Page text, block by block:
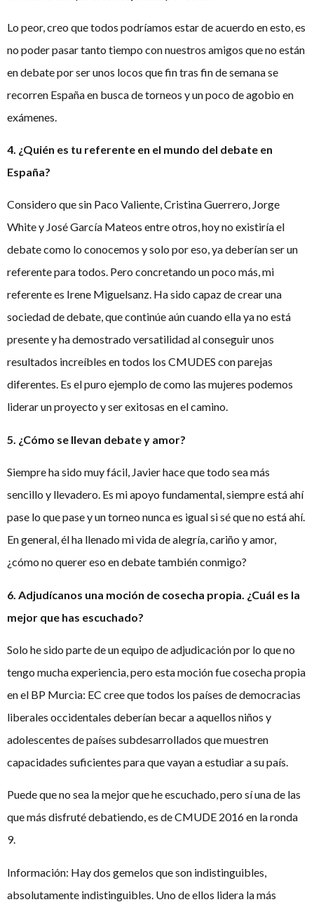
Lo peor, creo que todos podríamos estar de acuerdo en esto, es
no poder pasar tanto tiempo con nuestros amigos que no están
en debate por ser unos locos que fin tras fin de semana se
recorren España en busca de torneos y un poco de agobio en
exámenes.
4. ¿Quién es tu referente en el mundo del debate en
España?
Considero que sin Paco Valiente, Cristina Guerrero, Jorge
White y José García Mateos entre otros, hoy no existiría el
debate como lo conocemos y solo por eso, ya deberían ser un
referente para todos. Pero concretando un poco más, mi
referente es Irene Miguelsanz. Ha sido capaz de crear una
sociedad de debate, que continúe aún cuando ella ya no está
presente y ha demostrado versatilidad al conseguir unos
resultados increíbles en todos los CMUDES con parejas
diferentes. Es el puro ejemplo de como las mujeres podemos
liderar un proyecto y ser exitosas en el camino.
5. ¿Cómo se llevan debate y amor?
Siempre ha sido muy fácil, Javier hace que todo sea más
sencillo y llevadero. Es mi apoyo fundamental, siempre está ahí
pase lo que pase y un torneo nunca es igual si sé que no está ahí.
En general, él ha llenado mi vida de alegría, cariño y amor,
¿cómo no querer eso en debate también conmigo?
6. Adjudícanos una moción de cosecha propia. ¿Cuál es la
mejor que has escuchado?
Solo he sido parte de un equipo de adjudicación por lo que no
tengo mucha experiencia, pero esta moción fue cosecha propia
en el BP Murcia: EC cree que todos los países de democracias
liberales occidentales deberían becar a aquellos niños y
adolescentes de países subdesarrollados que muestren
capacidades suficientes para que vayan a estudiar a su país.
Puede que no sea la mejor que he escuchado, pero sí una de las
que más disfruté debatiendo, es de CMUDE 2016 en la ronda
9.
Información: Hay dos gemelos que son indistinguibles,
absolutamente indistinguibles. Uno de ellos lidera la más